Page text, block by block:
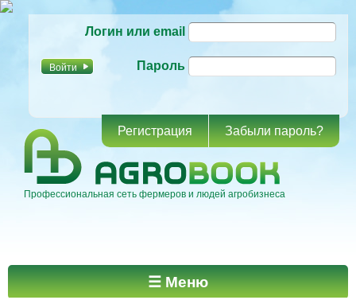
основному
Логин или email
Пароль
Регистрация Забыли пароль?
Профессиональная сеть фермеров и людей агробизнеса
Главное меню ☰ Меню